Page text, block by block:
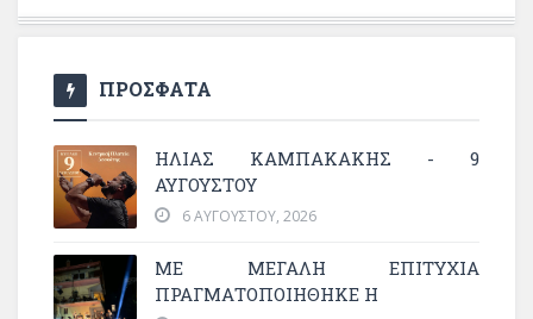
ΠΡΟΣΦΑΤΑ
ΗΛΙΑΣ ΚΑΜΠΑΚΑΚΗΣ - 9
ΑΥΓΟΥΣΤΟΥ
6 ΑΥΓΟΎΣΤΟΥ, 2026
ΜΕ ΜΕΓΆΛΗ ΕΠΙΤΥΧΊΑ
ΠΡΑΓΜΑΤΟΠΟΙΉΘΗΚΕ Η